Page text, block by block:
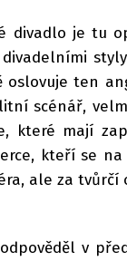
divadlo je tu
oslovuje ten
scénář,
které mají
kteří se
ale za
v